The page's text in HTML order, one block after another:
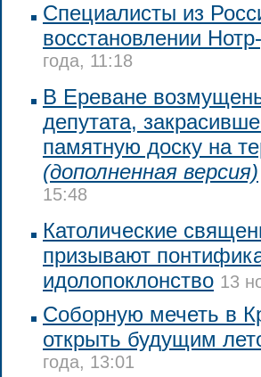
Специалисты из
восстановлении
года, 11:18
В Ереване
депутата,
памятную доску на
(дополненная версия)
15:48
Католические
призывают
идолопоклонство 13
Соборную мечеть в
открыть будущим
года, 13:01